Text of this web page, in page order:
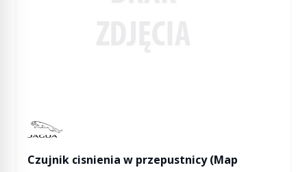
Manufactured by Jaguar
Czujnik cisnienia w przepustnicy (Map